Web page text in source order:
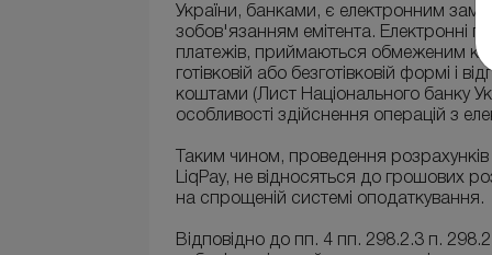
України, банками, є електронним
зобов'язанням емітента. Електронні
платежів, приймаються обмеженим
готівковій або безготівковій формі і
коштами (Лист Національного банку
особливості здійснення операцій з
Таким чином, проведення
LiqPay, не відносяться до грошових
на спрощеній системі оподаткування.
Відповідно до пп. 4 пп. 298.2.3 п.